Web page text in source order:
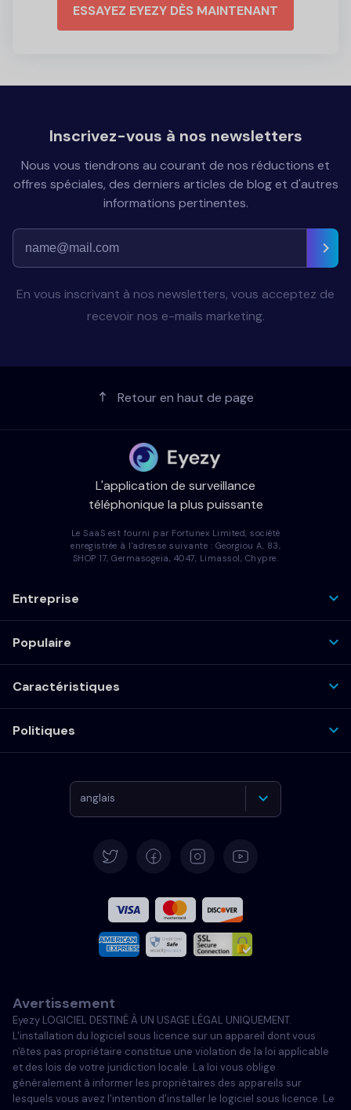
ESSAYEZ EYEZY DÈS MAINTENANT
Inscrivez-vous à nos newsletters
Nous vous tiendrons au courant de nos réductions et
offres spéciales, des derniers articles de blog et d'autres
informations pertinentes.
En vous inscrivant à nos newsletters, vous acceptez de
recevoir nos e-mails marketing.
Retour en haut de page
L'application de surveillance
téléphonique la plus puissante
Le SaaS est fourni par Fortunex Limited, société
enregistrée à l'adresse suivante : Georgiou A, 83,
SHOP 17, Germasogeia, 4047, Limassol, Chypre.
Entreprise
Populaire
Caractéristiques
Politiques
anglais
Français
Italiano
Portugais
Türkçe
Polski
Avertissement
Eyezy LOGICIEL DESTINÉ À UN USAGE LÉGAL UNIQUEMENT.
L'installation du logiciel sous licence sur un appareil dont vous
n'êtes pas propriétaire constitue une violation de la loi applicable
et des lois de votre juridiction locale. La loi vous oblige
généralement à informer les propriétaires des appareils sur
lesquels vous avez l'intention d'installer le logiciel sous licence. Le